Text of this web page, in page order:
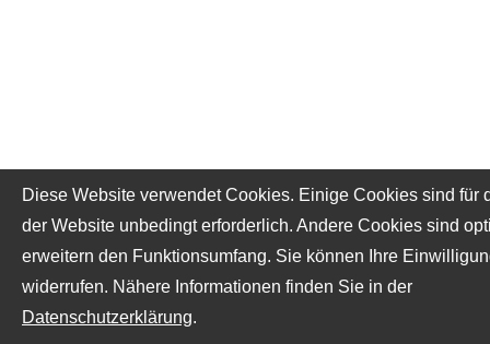
Diese Website verwendet Cookies. Einige Cookies sind für
der Website unbedingt erforderlich. Andere Cookies sind
erweitern den Funktionsumfang. Sie können Ihre
widerrufen. Nähere Informationen finden Sie in der
Datenschutzerklärung.